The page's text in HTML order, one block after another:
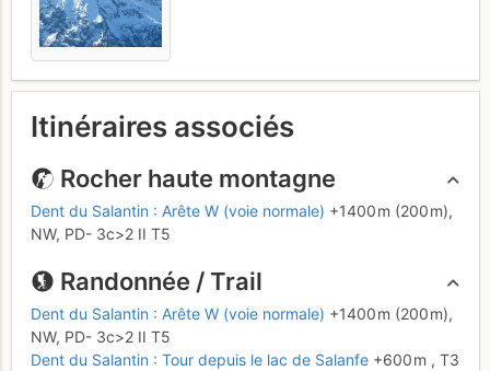
Itinéraires associés
Rocher haute montagne
Dent du Salantin : Arête W (voie normale) +1400 m (200 m),
NW, PD- 3c>2 II T5
Randonnée / Trail
Dent du Salantin : Arête W (voie normale) +1400 m (200 m),
NW, PD- 3c>2 II T5
Dent du Salantin : Tour depuis le lac de Salanfe +600 m , T3